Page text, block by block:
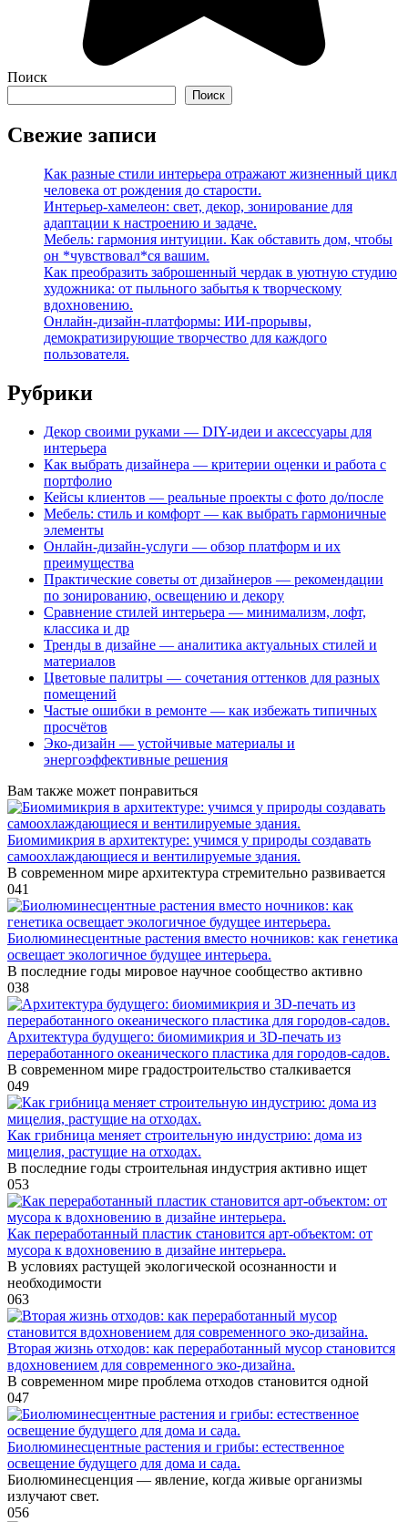
Поиск
Поиск
Свежие записи
Как разные стили интерьера отражают жизненный цикл
человека от рождения до старости.
Интерьер-хамелеон: свет, декор, зонирование для
адаптации к настроению и задаче.
Мебель: гармония интуиции. Как обставить дом, чтобы
он *чувствовал*ся вашим.
Как преобразить заброшенный чердак в уютную студию
художника: от пыльного забытья к творческому
вдохновению.
Онлайн-дизайн-платформы: ИИ-прорывы,
демократизирующие творчество для каждого
пользователя.
Рубрики
Декор своими руками — DIY-идеи и аксессуары для
интерьера
Как выбрать дизайнера — критерии оценки и работа с
портфолио
Кейсы клиентов — реальные проекты с фото до/после
Мебель: стиль и комфорт — как выбрать гармоничные
элементы
Онлайн-дизайн-услуги — обзор платформ и их
преимущества
Практические советы от дизайнеров — рекомендации
по зонированию, освещению и декору
Сравнение стилей интерьера — минимализм, лофт,
классика и др
Тренды в дизайне — аналитика актуальных стилей и
материалов
Цветовые палитры — сочетания оттенков для разных
помещений
Частые ошибки в ремонте — как избежать типичных
просчётов
Эко-дизайн — устойчивые материалы и
энергоэффективные решения
Вам также может понравиться
Биомимикрия в архитектуре: учимся у природы создавать
самоохлаждающиеся и вентилируемые здания.
В современном мире архитектура стремительно развивается
041
Биолюминесцентные растения вместо ночников: как генетика
освещает экологичное будущее интерьера.
В последние годы мировое научное сообщество активно
038
Архитектура будущего: биомимикрия и 3D-печать из
переработанного океанического пластика для городов-садов.
В современном мире градостроительство сталкивается
049
Как грибница меняет строительную индустрию: дома из
мицелия, растущие на отходах.
В последние годы строительная индустрия активно ищет
053
Как переработанный пластик становится арт-объектом: от
мусора к вдохновению в дизайне интерьера.
В условиях растущей экологической осознанности и
необходимости
063
Вторая жизнь отходов: как переработанный мусор становится
вдохновением для современного эко-дизайна.
В современном мире проблема отходов становится одной
047
Биолюминесцентные растения и грибы: естественное
освещение будущего для дома и сада.
Биолюминесценция — явление, когда живые организмы
излучают свет.
056